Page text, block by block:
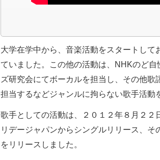
大学在学中から、音楽活動をスタートし
ていました。この他の活動は、NHKのど
ズ研究会にてボーカルを担当し、その他
担当するなどジャンルに拘らない歌手活動
歌手としての活動は、２０１２年８月２２
リデージャパンからシングルリリース、
をリリースしました。